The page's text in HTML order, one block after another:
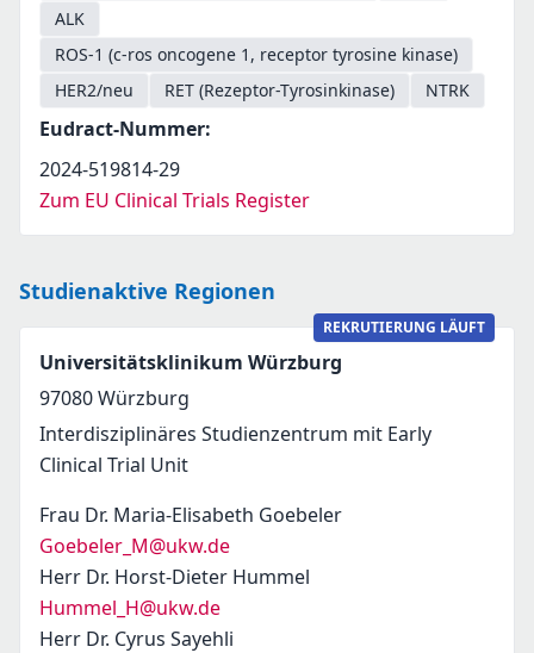
ALK
ROS-1 (c-ros oncogene 1, receptor tyrosine kinase)
HER2/neu
RET (Rezeptor-Tyrosinkinase) NTRK
Eudract-Nummer:
2024-519814-29
Zum EU Clinical Trials Register
Studienaktive Regionen
REKRUTIERUNG LÄUFT
Universitätsklinikum Würzburg
97080Würzburg
Interdisziplinäres Studienzentrum mit Early
Clinical Trial Unit
Frau Dr. Maria-Elisabeth Goebeler
Goebeler_M@ukw.de
Herr Dr. Horst-Dieter Hummel
Hummel_H@ukw.de
Herr Dr. Cyrus Sayehli